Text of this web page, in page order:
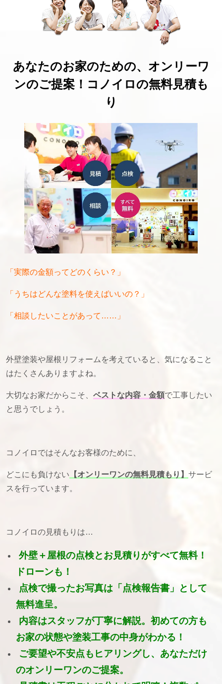
あなたのお家のための、オンリーワ
ンのご提案！コノイロの無料見積も
り
「実際の金額ってどのくらい？」
「うちはどんな塗料を使えばいいの？」
「相談したいことがあって……」
外壁塗装や屋根リフォームを考えていると、気になること
はたくさんありますよね。
大切なお家だからこそ、 ベストな内容・金額で工事したい
と思うでしょう。
コノイロではそんなお客様のために、
どこにも負けない 【オンリーワンの無料見積もり】 サービ
スを行っています。
コノイロの見積もりは…
外壁＋屋根の点検とお見積りがすべて無料！
ドローンも！
点検で撮ったお写真は「点検報告書」として
無料進呈。
内容はスタッフが丁寧に解説。初めての方も
お家の状態や塗装工事の中身がわかる！
ご要望や不安点もヒアリングし、あなただけ
のオンリーワンのご提案。